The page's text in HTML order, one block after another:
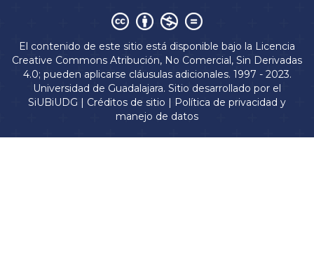
El contenido de este sitio está disponible bajo la Licencia
Creative Commons Atribución, No Comercial, Sin Derivadas
4.0; pueden aplicarse cláusulas adicionales. 1997 - 2023.
Universidad de Guadalajara. Sitio desarrollado por el
SiUBiUDG | Créditos de sitio | Política de privacidad y
manejo de datos